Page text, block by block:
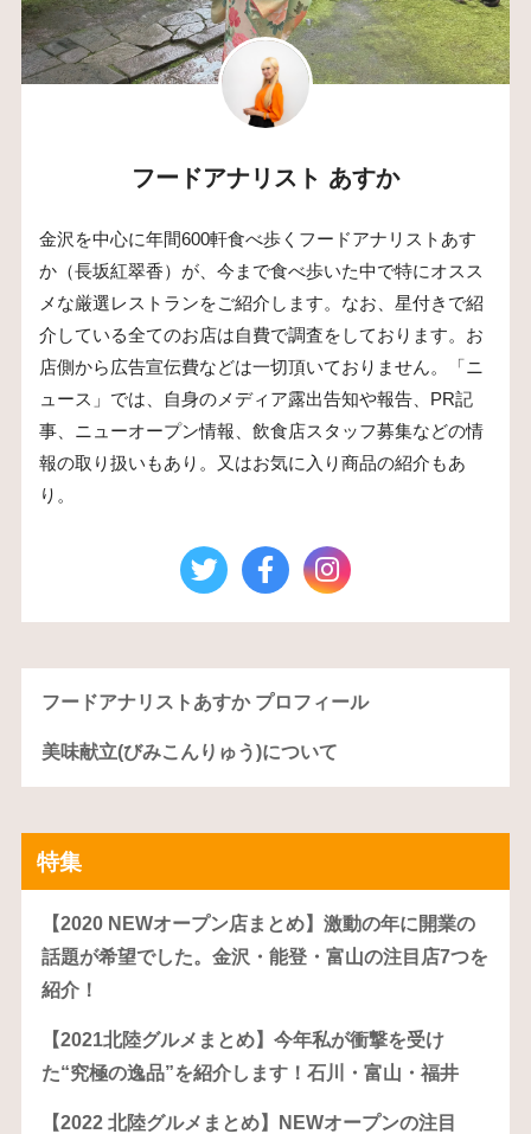
フードアナリスト あすか
金沢を中心に年間600軒食べ歩くフードアナリストあす
か（長坂紅翠香）が、今まで食べ歩いた中で特にオスス
メな厳選レストランをご紹介します。なお、星付きで紹
介している全てのお店は自費で調査をしております。お
店側から広告宣伝費などは一切頂いておりません。「ニ
ュース」では、自身のメディア露出告知や報告、PR記
事、ニューオープン情報、飲食店スタッフ募集などの情
報の取り扱いもあり。又はお気に入り商品の紹介もあ
り。
フードアナリストあすか プロフィール
美味献立(びみこんりゅう)について
特集
【2020 NEWオープン店まとめ】激動の年に開業の
話題が希望でした。金沢・能登・富山の注目店7つを
紹介！
【2021北陸グルメまとめ】今年私が衝撃を受け
た“究極の逸品”を紹介します！石川・富山・福井
【2022 北陸グルメまとめ】NEWオープンの注目